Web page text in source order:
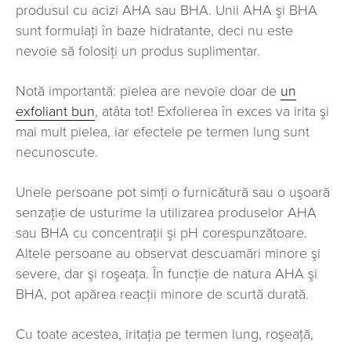
produsul cu acizi AHA sau BHA. Unii AHA şi BHA
sunt formulați în baze hidratante, deci nu este
nevoie să folosiţi un produs suplimentar.
Notă importantă: pielea are nevoie doar de un
exfoliant bun, atâta tot! Exfolierea în exces va irita şi
mai mult pielea, iar efectele pe termen lung sunt
necunoscute.
Unele persoane pot simți o furnicătură sau o uşoară
senzaţie de usturime la utilizarea produselor AHA
sau BHA cu concentraţii şi pH corespunzătoare.
Altele persoane au observat descuamări minore şi
severe, dar şi roşeaţa. În funcţie de natura AHA şi
BHA, pot apărea reacţii minore de scurtă durată.
Cu toate acestea, iritaţia pe termen lung, roşeaţă,